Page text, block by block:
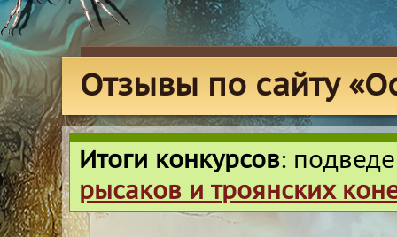
Отзывы по сайту
Итоги конкурсов:
рысаков и троянских